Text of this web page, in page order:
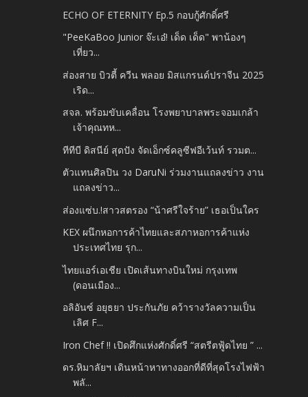
ECHO OF ETERNITY Ep.5 กอบกู้ศักดิ์ศรี
"PeeKaBoo Junior จ๊ะเอ๋! เด็ด เด็ด" พาน้องๆ
เที่ยว...
ส่องสาย บิวตี้ ควีน พลอย มิสแกรนด์ปราจีน 2025
เริด...
สจล. พร้อมขับเคลื่อน โรงพยาบาลพระจอมเกล้า
เจ้าคุณทห...
ทีทีบี ดิสนีย์ สุดปัง จัดเอ็กซ์คลูซีฟอีเว้นท์ รวมต...
ตัวแทนศิลปิน วง DaruNi ร่วมงานแถลงข่าว งาน
แถลงข่าว...
ส่องแซ่บ.!สาวสตรอง “น้าศรีใจร้าย” เธอเป็นใคร
KEX ผนึกหอการค้าไทยและสภาหอการค้าแห่ง
ประเทศไทย รุก...
ไทยแอร์เอเชีย เปิดเส้นทางบินใหม่ กรุงเทพ
(ดอนเมือง...
อลิอันซ์ อยุธยา ประกันภัย คว้ารางวัลความเป็น
เลิศ F...
Iron Chef !! เปิดศึกแห่งศักดิ์ศรี “สตรีตฟู้ดไทย ” ...
ดร.หิมาลัยฯ เดินหน้าหาทางออกที่ดีที่สุดโรงไฟฟ้า
พลั...